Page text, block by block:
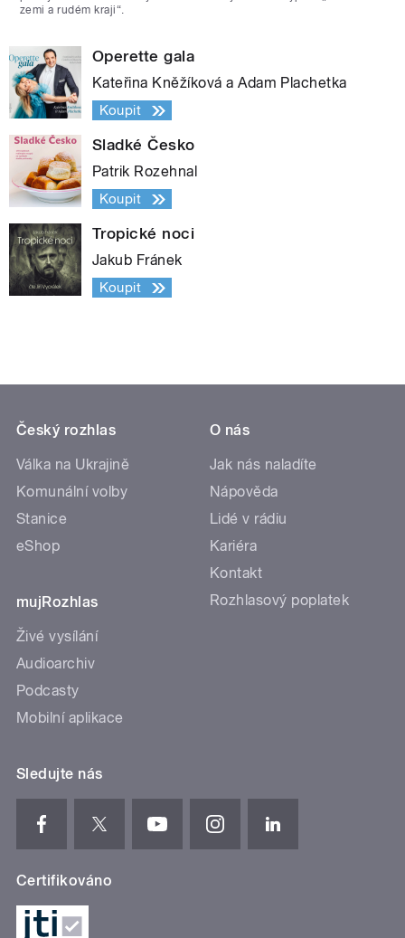
zemi a rudém kraji“.
Operette gala
Kateřina Kněžíková a Adam Plachetka
Koupit
Sladké Česko
Patrik Rozehnal
Koupit
Tropické noci
Jakub Fránek
Koupit
Český rozhlas
Válka na Ukrajině
Komunální volby
Stanice
eShop
mujRozhlas
Živé vysílání
Audioarchiv
Podcasty
Mobilní aplikace
O nás
Jak nás naladíte
Nápověda
Lidé v rádiu
Kariéra
Kontakt
Rozhlasový poplatek
Sledujte nás
Certifikováno